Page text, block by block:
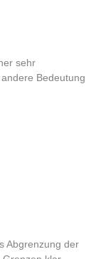
sehr
Bedeutung
Abgrenzung der